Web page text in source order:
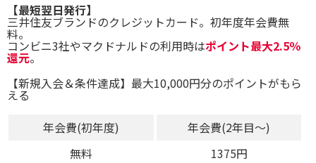
【最短翌日発行】
三井住友ブランドのクレジットカード。初年度年会費無
料。
コンビニ3社やマクドナルドの利用時はポイント最大2.5％
還元。
【新規入会＆条件達成】最大10,000円分のポイントがもら
える
年会費(初年度)
無料
年会費(2年目～)
1375円